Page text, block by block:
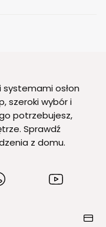
osłon
szeroki wybór i
potrzebujesz,
Sprawdź
z domu.
(Otwiera
(Otwiera
nowej